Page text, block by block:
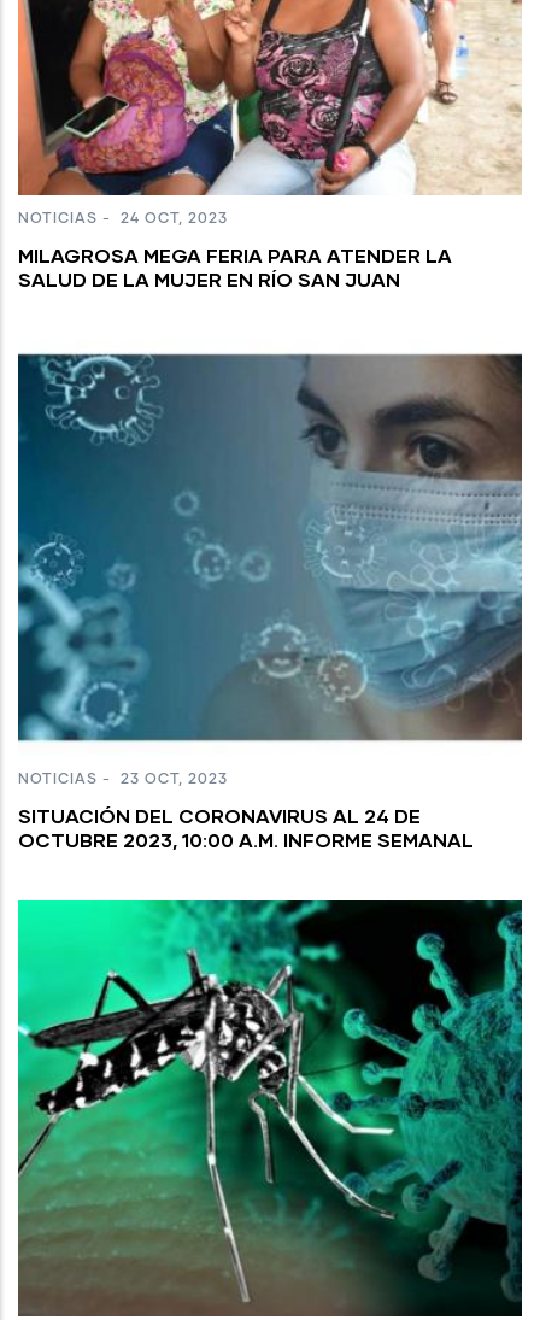
NOTICIAS - 24 OCT, 2023
MILAGROSA MEGA FERIA PARA ATENDER LA
SALUD DE LA MUJER EN RÍO SAN JUAN
NOTICIAS - 23 OCT, 2023
SITUACIÓN DEL CORONAVIRUS AL 24 DE
OCTUBRE 2023, 10:00 A.M. INFORME SEMANAL